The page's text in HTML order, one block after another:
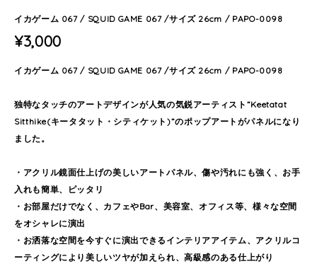
イカゲーム 067 / SQUID GAME 067 /サイズ 26cm / PAPO-0098
¥3,000
イカゲーム 067 / SQUID GAME 067 /サイズ 26cm / PAPO-0098
独特なタッチのアートデザインが人気の気鋭アーティスト”Keetatat
Sitthike(キータタット・シティケット)”のポップアートがパネルになり
ました。
・アクリル鏡面仕上げの美しいアートパネル、傷や汚れにも強く、お手
入れも簡単、ピッタリ
・お部屋だけでなく、カフェやBar、美容室、オフィス等、様々な空間
をオシャレに演出
・お洒落な空間を今すぐに演出できるインテリアアイテム、アクリルコ
ーティングにより美しいツヤが加えられ、高級感のある仕上がり